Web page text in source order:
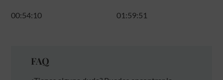
00:54:10 01:59:51
FAQ